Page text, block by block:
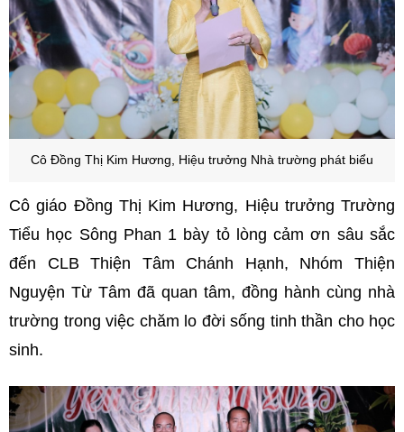
Cô Đồng Thị Kim Hương, Hiệu trưởng Nhà trường phát biểu
Cô giáo Đồng Thị Kim Hương, Hiệu trưởng Trường
Tiểu học Sông Phan 1 bày tỏ lòng cảm ơn sâu sắc
đến CLB Thiện Tâm Chánh Hạnh, Nhóm Thiện
Nguyện Từ Tâm đã quan tâm, đồng hành cùng nhà
trường trong việc chăm lo đời sống tinh thần cho học
sinh.